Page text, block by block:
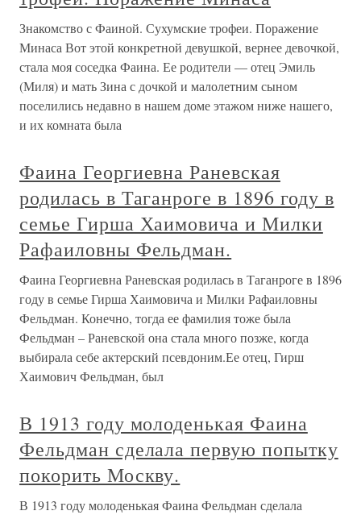
Знакомство с Фаиной. Сухумские трофеи. Поражение
Минаса Вот этой конкретной девушкой, вернее девочкой,
стала моя соседка Фаина. Ее родители — отец Эмиль
(Миля) и мать Зина с дочкой и малолетним сыном
поселились недавно в нашем доме этажом ниже нашего,
и их комната была
Фаина Георгиевна Раневская
родилась в Таганроге в 1896 году в
семье Гирша Хаимовича и Милки
Рафаиловны Фельдман.
Фаина Георгиевна Раневская родилась в Таганроге в 1896
году в семье Гирша Хаимовича и Милки Рафаиловны
Фельдман. Конечно, тогда ее фамилия тоже была
Фельдман – Раневской она стала много позже, когда
выбирала себе актерский псевдоним.Ее отец, Гирш
Хаимович Фельдман, был
В 1913 году молоденькая Фаина
Фельдман сделала первую попытку
покорить Москву.
В 1913 году молоденькая Фаина Фельдман сделала